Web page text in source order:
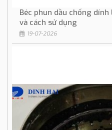
Béc phun dầu chống
và cách sử dụng
19-07-2026